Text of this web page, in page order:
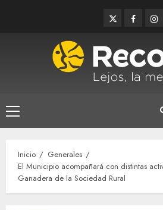
Twitter
Menú
principal
Inicio
Generales
El Municipio acompañará con distintas
Ganadera de la Sociedad Rural